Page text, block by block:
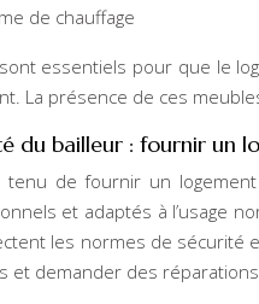
de chauffage
essentiels pour que le
La présence de ces
du bailleur : fournir un
tenu de fournir un
et adaptés à l’usage
les normes de sécurité
et demander des